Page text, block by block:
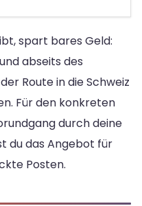
spart bares Geld:
abseits des
Route in die Schweiz
Für den konkreten
durch deine
du das Angebot für
Posten.